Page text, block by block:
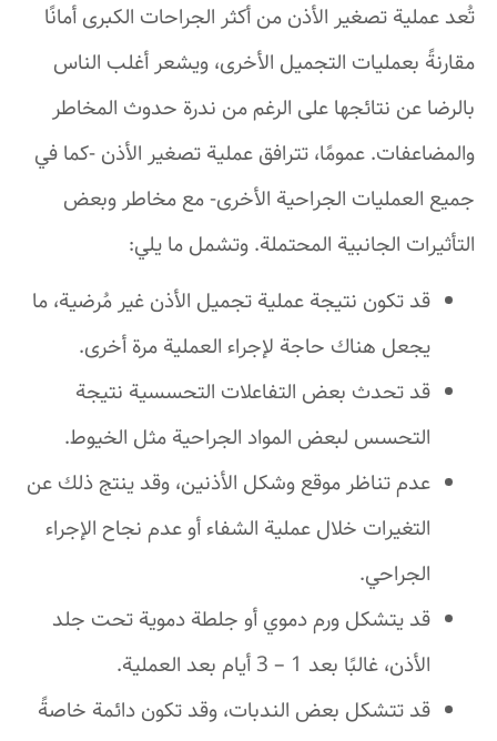
تُعد عملية تصغير الأذن من أكثر الجراحات الكبرى أمانًا
مقارنةً بعمليات التجميل الأخرى، ويشعر أغلب الناس
بالرضا عن نتائجها على الرغم من ندرة حدوث المخاطر
والمضاعفات. عمومًا، تترافق عملية تصغير الأذن -كما في
جميع العمليات الجراحية الأخرى- مع مخاطر وبعض
التأثيرات الجانبية المحتملة. وتشمل ما يلي:
قد تكون نتيجة عملية تجميل الأذن غير مُرضية، ما
يجعل هناك حاجة لإجراء العملية مرة أخرى.
قد تحدث بعض التفاعلات التحسسية نتيجة
التحسس لبعض المواد الجراحية مثل الخيوط.
عدم تناظر موقع وشكل الأذنين، وقد ينتج ذلك عن
التغيرات خلال عملية الشفاء أو عدم نجاح الإجراء
الجراحي.
قد يتشكل ورم دموي أو جلطة دموية تحت جلد
الأذن، غالبًا بعد 1 – 3 أيام بعد العملية.
قد تتشكل بعض الندبات، وقد تكون دائمة خاصةً